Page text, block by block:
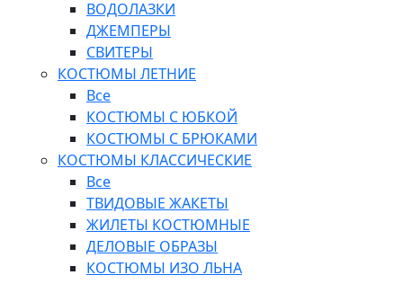
ВОДОЛАЗКИ
ДЖЕМПЕРЫ
СВИТЕРЫ
КОСТЮМЫ ЛЕТНИЕ
Все
КОСТЮМЫ С ЮБКОЙ
КОСТЮМЫ С БРЮКАМИ
КОСТЮМЫ КЛАССИЧЕСКИЕ
Все
ТВИДОВЫЕ ЖАКЕТЫ
ЖИЛЕТЫ КОСТЮМНЫЕ
ДЕЛОВЫЕ ОБРАЗЫ
КОСТЮМЫ ИЗО ЛЬНА